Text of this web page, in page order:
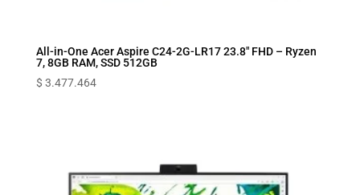
All-in-One Acer Aspire C24-2G-LR17 23.8″ FHD – Ryzen
7, 8GB RAM, SSD 512GB
$ 3.477.464